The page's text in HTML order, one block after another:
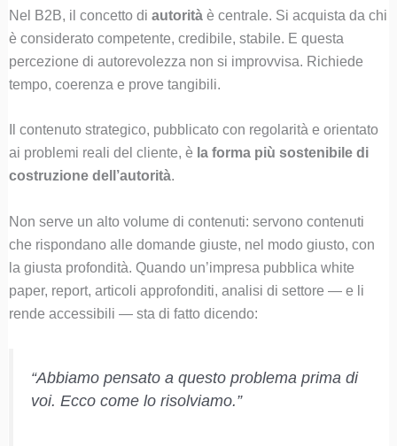
Nel B2B, il concetto di autoritàè centrale. Si acquista da chi
è considerato competente, credibile, stabile. E questa
percezione di autorevolezza non si improvvisa. Richiede
tempo, coerenza e prove tangibili.
Il contenuto strategico, pubblicato con regolarità e orientato
ai problemi reali del cliente, è la forma più sostenibile di
costruzione dell’autorità.
Non serve un alto volume di contenuti: servono contenuti
che rispondano alle domande giuste, nel modo giusto, con
la giusta profondità. Quando un’impresa pubblica white
paper, report, articoli approfonditi, analisi di settore — e li
rende accessibili — sta di fatto dicendo:
“Abbiamo pensato a questo problema prima di
voi. Ecco come lo risolviamo.”